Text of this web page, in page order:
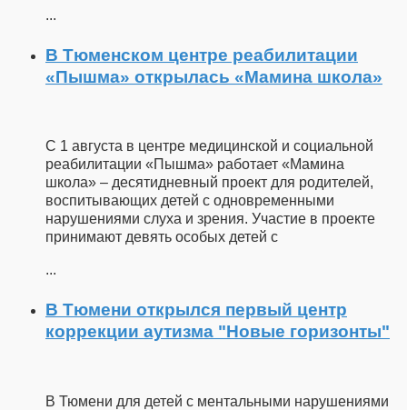
...
В Тюменском центре реабилитации
«Пышма» открылась «Мамина школа»
С 1 августа в центре медицинской и социальной
реабилитации «Пышма» работает «Мамина
школа» – десятидневный проект для родителей,
воспитывающих детей с одновременными
нарушениями слуха и зрения. Участие в проекте
принимают девять особых детей с
...
В Тюмени открылся первый центр
коррекции аутизма "Новые горизонты"
В Тюмени для детей с ментальными нарушениями